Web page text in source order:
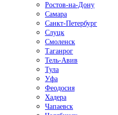
Ростов-на-Дону
Самара
Санкт-Петербург
Слуцк
Смоленск
Таганрог
Тель-Авив
Тула
Уфа
Феодосия
Хадера
Чапаевск